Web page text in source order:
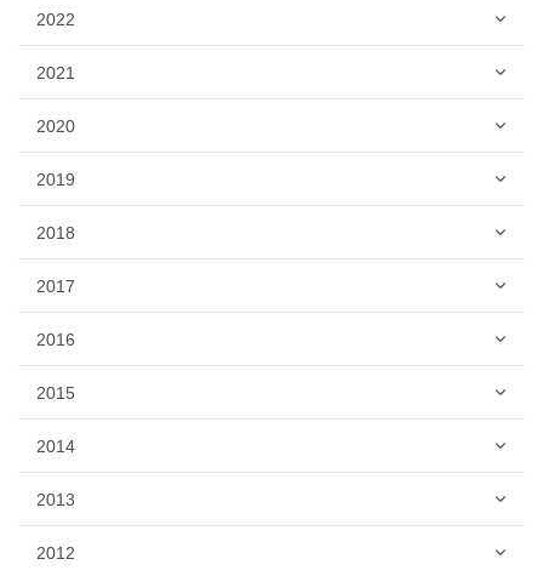
2022
2021
2020
2019
2018
2017
2016
2015
2014
2013
2012